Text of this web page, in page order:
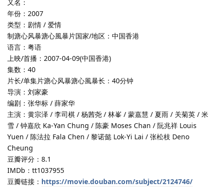
又名：
年份：2007
类型：剧情 / 爱情
制溏心风暴溏心風暴片国家/地区：中国香港
语言：粤语
上映/首播：2007-04-09(中国香港)
集数：40
片长/单集片溏心风暴溏心風暴长：40分钟
导演：刘家豪
编剧：张华标 / 薛家华
主演：黄宗泽 / 李司棋 / 杨茜尧 / 林峯 / 蒙嘉慧 / 夏雨 / 关菊英 / 米
雪 / 钟嘉欣 Ka-Yan Chung / 陈豪 Moses Chan / 阮兆祥 Louis
Yuen / 陈法拉 Fala Chen / 黎诺懿 Lok-Yi Lai / 张松枝 Deno
Cheung
豆瓣评分：8.1
IMDb：tt1037955
豆瓣链接： https://movie.douban.com/subject/2124746/